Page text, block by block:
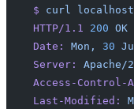
$ curl localhost
HTTP/1.1 200 OK
Date:
Mon, 30
Server:
Apache/
Access-Control-
Last-Modified: